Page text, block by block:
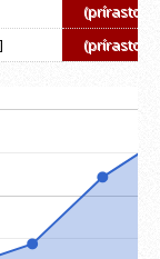
(prírastok)
] (prírastok)